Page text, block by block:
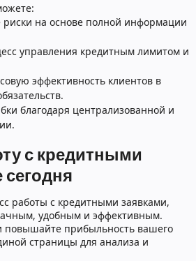
на основе полной информации
управления кредитным лимитом и
эффективность клиентов в
благодаря централизованной и
с кредитными
сегодня
работы с кредитными заявками,
удобным и эффективным.
повышайте прибыльность вашего
страницы для анализа и